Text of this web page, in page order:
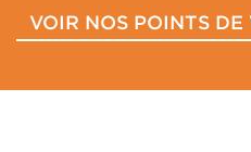
VOIR NOS POINTS DE